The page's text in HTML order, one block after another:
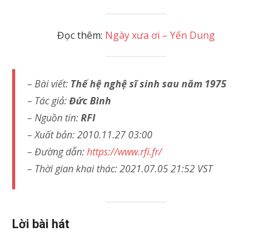
Đọc thêm: Ngày xưa ơi – Yến Dung
– Bài viết: Thế hệ nghệ sĩ sinh sau năm 1975
– Tác giả:Đức Bình
– Nguồn tin:RFI
– Xuất bản: 2010.11.27 03:00
– Đường dẫn:https://www.rfi.fr/
– Thời gian khai thác: 2021.07.05 21:52 VST
Lời bài hát